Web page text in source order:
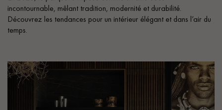
Demandez un rendez-vous personnalisé
incontournable, mêlant tradition, modernité et durabilité.
Découvrez les tendances pour un intérieur élégant et dans l’air du
temps.